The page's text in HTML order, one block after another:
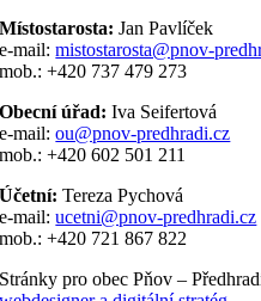
Místostarosta: Jan Pavlíček
e-mail:mistostarosta@pnov-
mob.: +420 737 479 273
Obecní úřad: Iva Seifertová
e-mail:ou@pnov-predhradi.cz
mob.: +420 602 501 211
Účetní: Tereza Pychová
e-mail:ucetni@pnov-predhradi.cz
mob.: +420 721 867 822
Stránky pro obec Pňov –